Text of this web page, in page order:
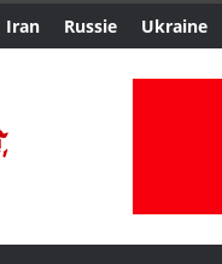
Iran Russie Ukraine